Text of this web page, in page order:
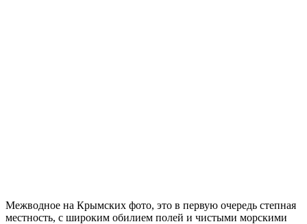
Межводное на Крымских фото, это в первую очередь степная
местность, с широким обилием полей и чистыми морскими